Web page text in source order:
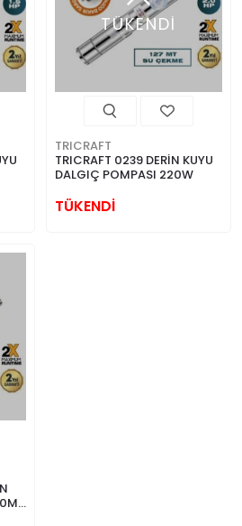
TÜKENDİ
TRICRAFT
TRICRAFT 0239 DERİN KUYU
DALGIÇ POMPASI 220W
TÜKENDİ